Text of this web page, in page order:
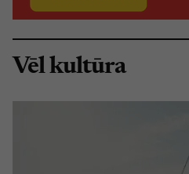
Vēl kultūra